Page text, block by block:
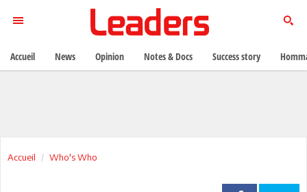
Accueil Who's Who
Accueil News Opinion Notes & Docs Success story